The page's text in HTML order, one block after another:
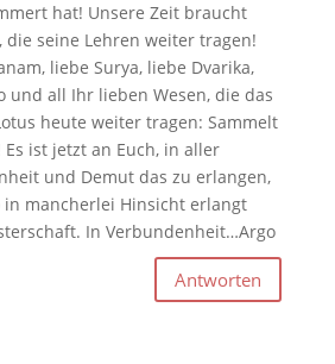
hat! Unsere Zeit braucht
die seine Lehren weiter tragen!
liebe Surya, liebe Dvarika,
und all Ihr lieben Wesen, die das
heute weiter tragen: Sammelt
Es ist jetzt an Euch, in aller
und Demut das zu erlangen,
in mancherlei Hinsicht erlangt
In Verbundenheit…Argo
Antworten